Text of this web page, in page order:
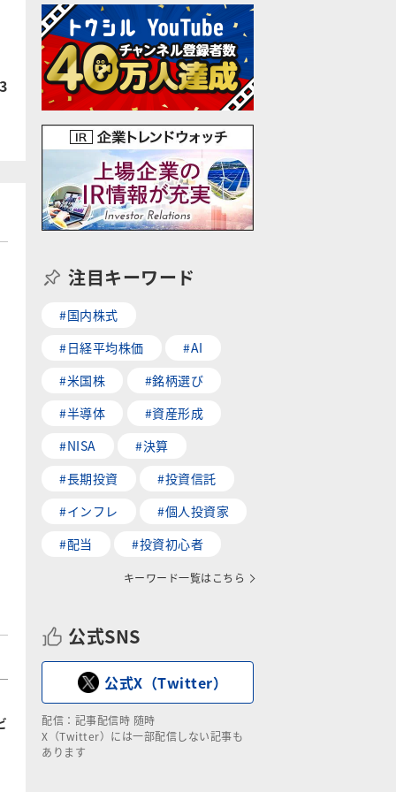
注目キーワード
#国内株式
#日経平均株価
#AI
#米国株
#銘柄選び
#半導体
#資産形成
#NISA
#決算
#長期投資
#投資信託
#インフレ
#個人投資家
#配当
#投資初心者
キーワード一覧はこちら
公式SNS
公式X（Twitter）
配信：記事配信時 随時
X（Twitter）には一部配信しない記事も
あります